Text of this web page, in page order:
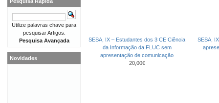
SESA, IX – Estudantes dos 3 CE Ciência
da Informação da FLUC sem
apresentação de comunicação
20,00€
SESA,
Utilize palavras chave para
pesquisar Artigos.
Pesquisa Avançada
Novidades